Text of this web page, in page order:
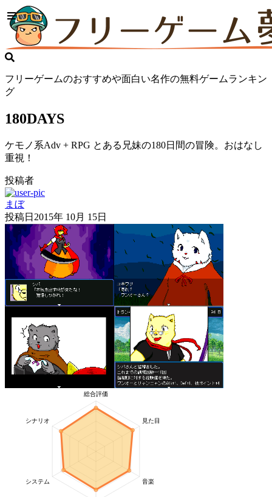
フリーゲームのおすすめや面白い名作の無料ゲームランキン
グ
180DAYS
ケモノ系Adv + RPG とある兄妹の180日間の冒険。おはなし
重視！
投稿者
まぼ
投稿日 2015年 10月 15日